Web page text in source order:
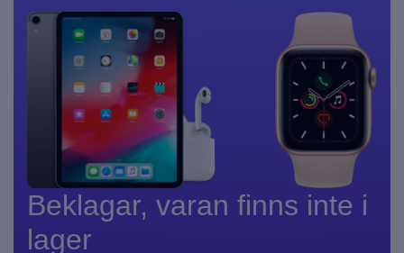
Beklagar, varan finns inte i
lager